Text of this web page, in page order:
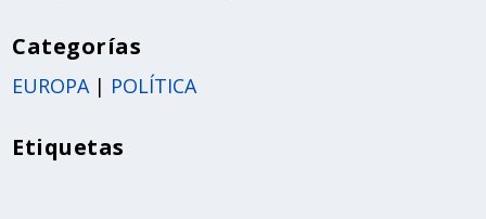
Categorías
EUROPA| POLÍTICA
Etiquetas